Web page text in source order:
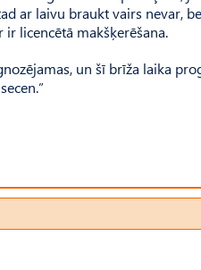
ar laivu braukt vairs nevar,
ir licencētā makšķerēšana.
un šī brīža laika